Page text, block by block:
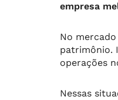
empresa
No
patrimônio.
operações
Nessas